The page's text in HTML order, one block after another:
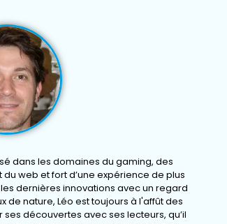
dans les domaines du gaming, des
web et fort d’une expérience de plus
dernières innovations avec un regard
de nature, Léo est toujours à l'affût des
découvertes avec ses lecteurs, qu’il